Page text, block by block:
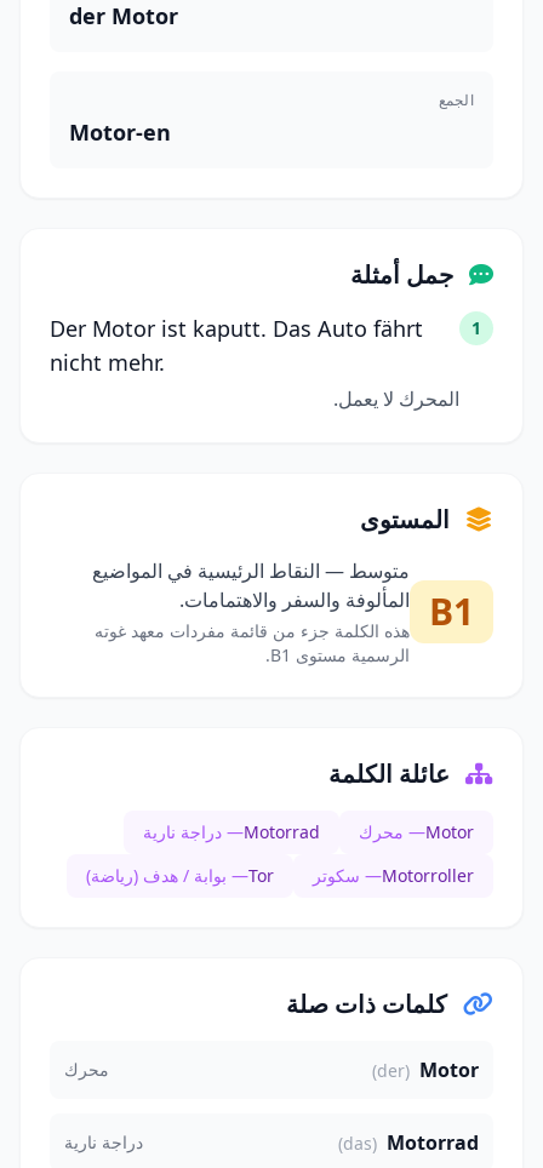
der Motor
الجمع
Motor-en
جمل أمثلة
1
Der Motor ist kaputt. Das Auto fährt
nicht mehr.
المحرك لا يعمل.
المستوى
B1
متوسط — النقاط الرئيسية في المواضيع
المألوفة والسفر والاهتمامات.
هذه الكلمة جزء من قائمة مفردات معهد غوته
الرسمية مستوى B1.
عائلة الكلمة
Motor— محرك Motorrad— دراجة نارية
Motorroller— سكوتر Tor— بوابة / هدف (رياضة)
كلمات ذات صلة
Motor
(der) محرك
Motorrad
(das) دراجة نارية